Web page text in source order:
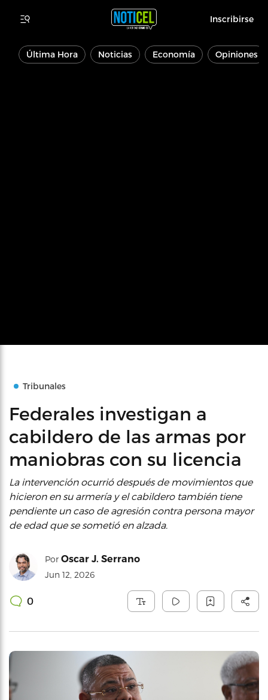
Inscribirse
Última Hora Noticias Economía Opiniones
Tribunales
Federales investigan a
cabildero de las armas por
maniobras con su licencia
La intervención ocurrió después de movimientos que
hicieron en su armería y el cabildero también tiene
pendiente un caso de agresión contra persona mayor
de edad que se sometió en alzada.
Por Oscar J. Serrano
Jun 12, 2026
0